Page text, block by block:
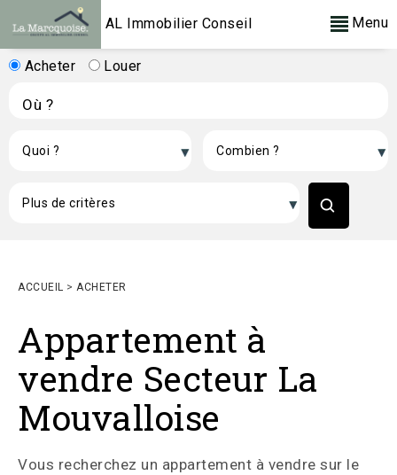
AL Immobilier Conseil Menu
Acheter Louer
ACCUEIL > ACHETER
Appartement à
vendre Secteur La
Mouvalloise
Vous recherchez un appartement à vendre sur le